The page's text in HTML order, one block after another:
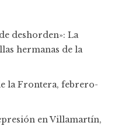
deshorden»: La
hermanas de la
la Frontera, febrero-
en Villamartín,